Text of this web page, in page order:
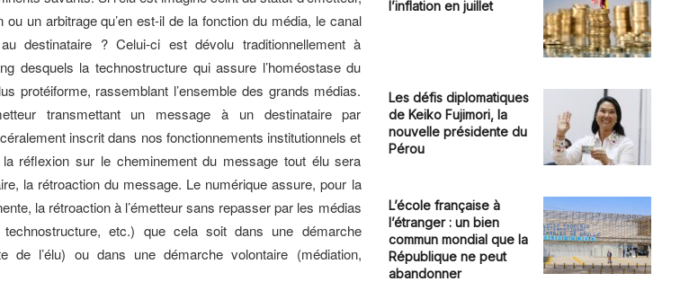
un arbitrage qu’en est-il de la fonction du média, le canal
destinataire ? Celui-ci est dévolu traditionnellement à
desquels la technostructure qui assure l’homéostase du
protéiforme, rassemblant l’ensemble des grands médias.
transmettant un message à un destinataire par
inscrit dans nos fonctionnements institutionnels et
réflexion sur le cheminement du message tout élu sera
la rétroaction du message. Le numérique assure, pour la
la rétroaction à l’émetteur sans repasser par les médias
technostructure, etc.) que cela soit dans une démarche
de l’élu) ou dans une démarche volontaire (médiation,
l’inflation en juillet
Les défis diplomatiques
de Keiko Fujimori, la
nouvelle présidente du
Pérou
L’école française à
l’étranger : un bien
commun mondial que la
République ne peut
abandonner